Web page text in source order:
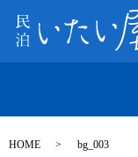
HOME bg_003